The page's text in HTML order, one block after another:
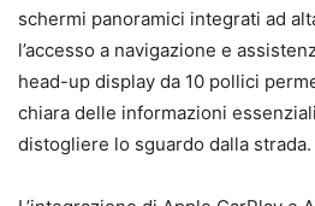
schermi panoramici integrati ad
l’accesso a navigazione e
head-up display da 10 pollici
chiara delle informazioni
distogliere lo sguardo dalla strada.